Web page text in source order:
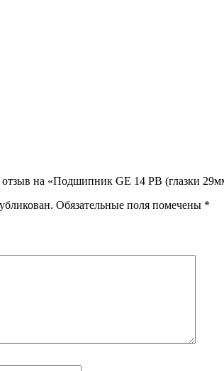
отзыв на «Подшипник GE 14 PB (глазки
Обязательные поля помечены *